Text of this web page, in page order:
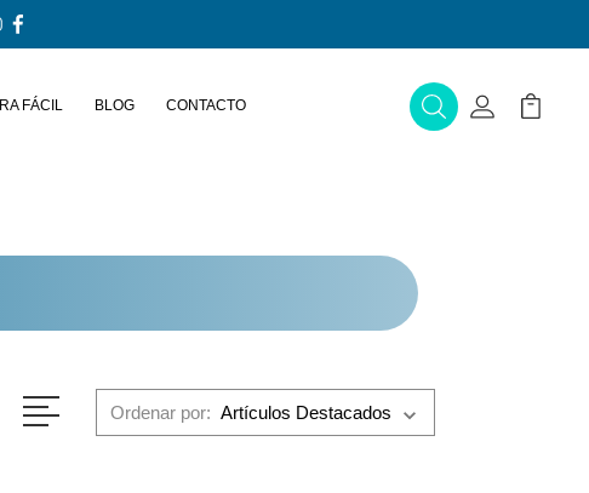
FÁCIL BLOG CONTACTO BuscarMi Cuenta
Mi
Ordenar por: